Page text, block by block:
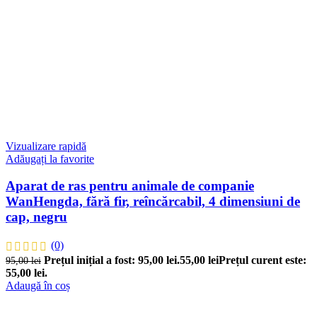
Vizualizare rapidă
Adăugați la favorite
Aparat de ras pentru animale de companie
WanHengda, fără fir, reîncărcabil, 4 dimensiuni de
cap, negru
(0)
95,00lei Prețul inițial a fost: 95,00 lei.55,00 leiPrețul curent este:
55,00 lei.
Adaugă în coș